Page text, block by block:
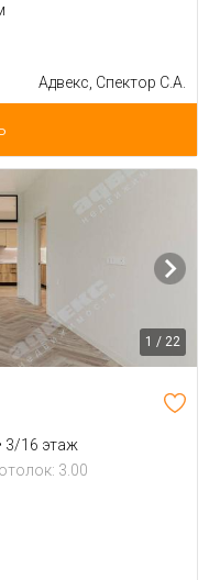
Адвекс, Спектор С.А.
1 / 22
3/16 этаж
3.00